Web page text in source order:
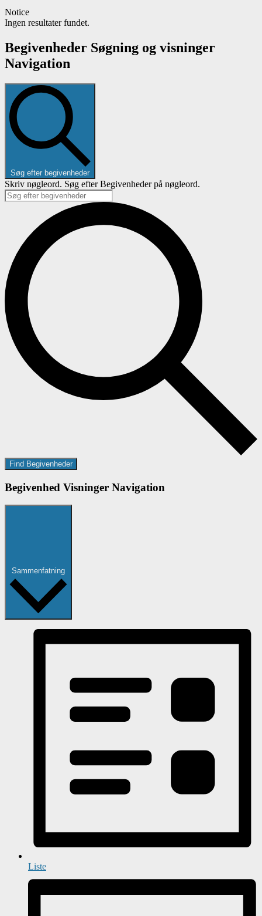
Notice
Ingen resultater fundet.
Begivenheder Søgning og visninger
Navigation
Søg efter begivenheder
Skriv nøgleord. Søg efter Begivenheder på nøgleord.
Find Begivenheder
Begivenhed Visninger Navigation
Sammenfatning
Liste